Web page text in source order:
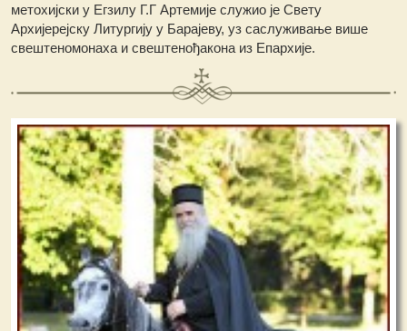
метохијски у Егзилу Г.Г Артемије служио је Свету
Архијерејску Литургију у Барајеву, уз саслуживање више
свештеномонаха и свештенођакона из Епархије.